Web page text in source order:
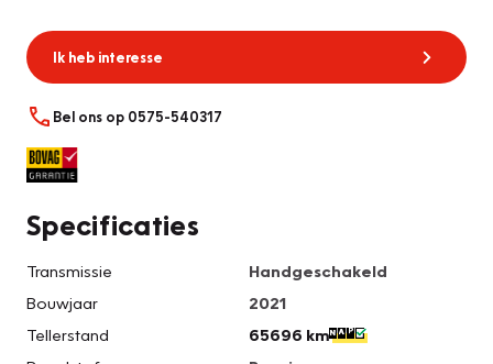
Ik heb interesse
Bel ons op 0575-540317
Specificaties
Transmissie
Handgeschakeld
Bouwjaar
2021
Tellerstand
65696 km